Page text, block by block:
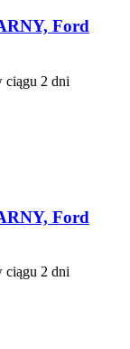
Ford
ciągu 2 dni
Ford
ciągu 2 dni